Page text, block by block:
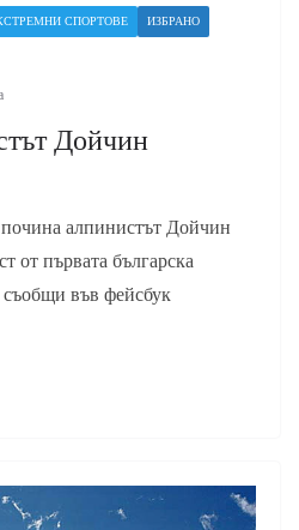
СПОРТОВЕ ИЗБРАНО
Дойчин
алпинистът Дойчин
от първата българска
съобщи във фейсбук